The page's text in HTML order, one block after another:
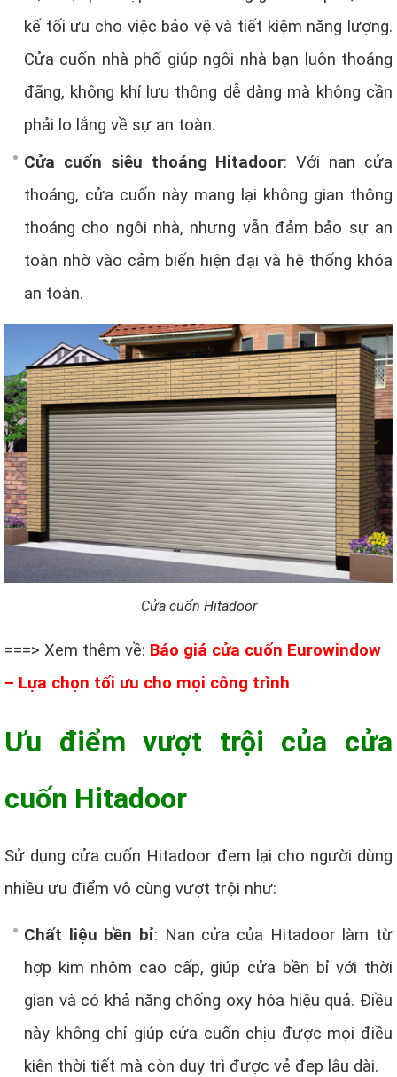
kế tối ưu cho việc bảo vệ và tiết kiệm năng lượng.
Cửa cuốn nhà phố giúp ngôi nhà bạn luôn thoáng
đãng, không khí lưu thông dễ dàng mà không cần
phải lo lắng về sự an toàn.
Cửa cuốn siêu thoáng Hitadoor: Với nan cửa
thoáng, cửa cuốn này mang lại không gian thông
thoáng cho ngôi nhà, nhưng vẫn đảm bảo sự an
toàn nhờ vào cảm biến hiện đại và hệ thống khóa
an toàn.
Cửa cuốn Hitadoor
===> Xem thêm về: Báo giá cửa cuốn Eurowindow
– Lựa chọn tối ưu cho mọi công trình
Ưu điểm vượt trội của cửa
cuốn Hitadoor
Sử dụng cửa cuốn Hitadoor đem lại cho người dùng
nhiều ưu điểm vô cùng vượt trội như:
Chất liệu bền bỉ: Nan cửa của Hitadoor làm từ
hợp kim nhôm cao cấp, giúp cửa bền bỉ với thời
gian và có khả năng chống oxy hóa hiệu quả. Điều
này không chỉ giúp cửa cuốn chịu được mọi điều
kiện thời tiết mà còn duy trì được vẻ đẹp lâu dài.